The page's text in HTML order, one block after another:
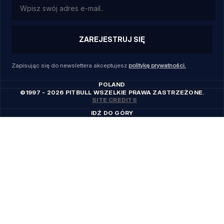
ZAREJESTRUJ SIĘ
Zapisując się do newslettera akceptujesz politykę prywatności.
POLAND
©1997 - 2026 PITBULL WSZELKIE PRAWA ZASTRZEŻONE.
SITE CREDITS
IDŹ DO GÓRY